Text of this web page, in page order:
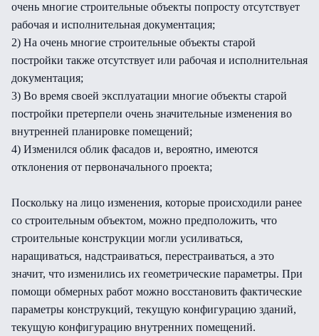
очень многие строительные объекты попросту отсутствует
рабочая и исполнительная документация;
2) На очень многие строительные объекты старой
постройки также отсутствует или рабочая и исполнительная
документация;
3) Во время своей эксплуатации многие объекты старой
постройки претерпели очень значительные изменения во
внутренней планировке помещений;
4) Изменился облик фасадов и, вероятно, имеются
отклонения от первоначального проекта;
Поскольку на лицо изменения, которые происходили ранее
со строительным объектом, можно предположить, что
строительные конструкции могли усиливаться,
наращиваться, надстраиваться, перестраиваться, а это
значит, что изменились их геометрические параметры. При
помощи обмерных работ можно восстановить фактические
параметры конструкций, текущую конфигурацию зданий,
текущую конфигурацию внутренних помещений.